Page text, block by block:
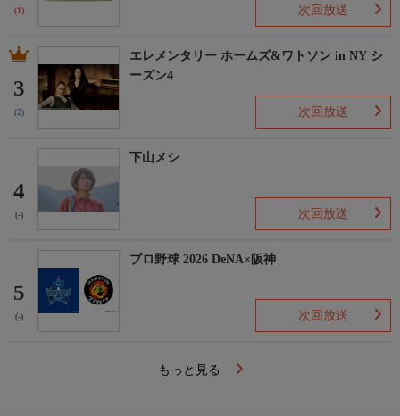
(1) 次回放送
3
(2)
エレメンタリー ホームズ&ワトソン in NY シ
ーズン4
次回放送
4
(-)
下山メシ
次回放送
5
(-)
プロ野球 2026 DeNA×阪神
次回放送
もっと見る